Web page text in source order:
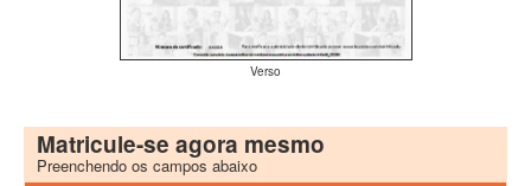
Verso
Matricule-se agora mesmo
Preenchendo os campos abaixo